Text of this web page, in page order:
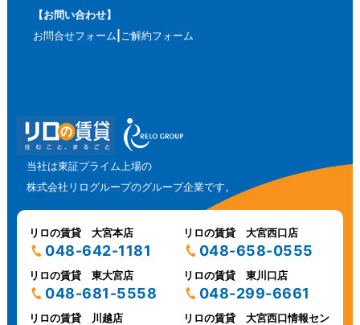
【お問い合わせ】
お問合せフォーム ご解約フォーム
当社は東証プライム上場の
株式会社リログループのグループ企業です。
リロの賃貸 大宮本店
048-642-1181
リロの賃貸 大宮西口店
048-658-0555
リロの賃貸 東大宮店
048-681-5558
リロの賃貸 東川口店
048-299-6661
リロの賃貸 川越店 リロの賃貸 大宮西口情報セン